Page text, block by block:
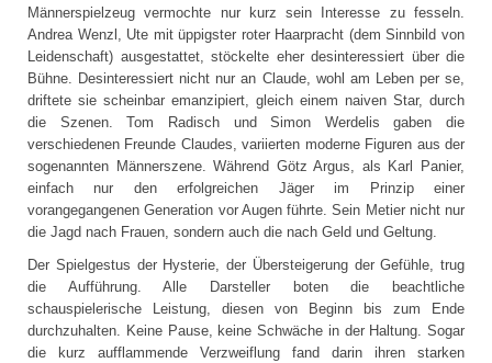
Männerspielzeug vermochte nur kurz sein Interesse zu fesseln.
Andrea Wenzl, Ute mit üppigster roter Haarpracht (dem Sinnbild von
Leidenschaft) ausgestattet, stöckelte eher desinteressiert über die
Bühne. Desinteressiert nicht nur an Claude, wohl am Leben per se,
driftete sie scheinbar emanzipiert, gleich einem naiven Star, durch
die Szenen. Tom Radisch und Simon Werdelis gaben die
verschiedenen Freunde Claudes, variierten moderne Figuren aus der
sogenannten Männerszene. Während Götz Argus, als Karl Panier,
einfach nur den erfolgreichen Jäger im Prinzip einer
vorangegangenen Generation vor Augen führte. Sein Metier nicht nur
die Jagd nach Frauen, sondern auch die nach Geld und Geltung.
Der Spielgestus der Hysterie, der Übersteigerung der Gefühle, trug
die Aufführung. Alle Darsteller boten die beachtliche
schauspielerische Leistung, diesen von Beginn bis zum Ende
durchzuhalten. Keine Pause, keine Schwäche in der Haltung. Sogar
die kurz aufflammende Verzweiflung fand darin ihren starken